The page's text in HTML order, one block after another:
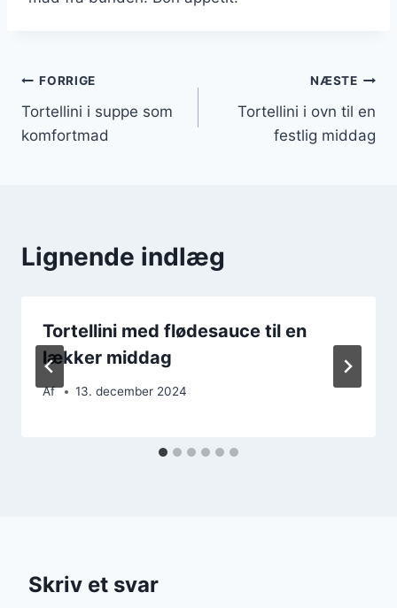
Indlægsnavigation
FORRIGE
Tortellini i suppe som
komfortmad
NÆSTE
Tortellini i ovn til en
festlig middag
Lignende indlæg
Tortellini med flødesauce til en
lækker middag
Af 13. december 2024
Skriv et svar